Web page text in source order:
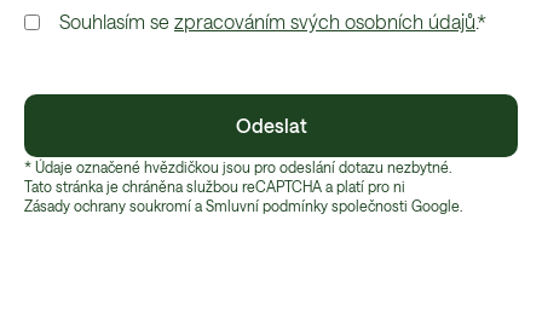
Souhlasím se zpracováním svých osobních údajů.*
Odeslat
* Údaje označené hvězdičkou jsou pro odeslání dotazu nezbytné.
Tato stránka je chráněna službou reCAPTCHA a platí pro ni
Zásady ochrany soukromí a Smluvní podmínky společnosti Google.